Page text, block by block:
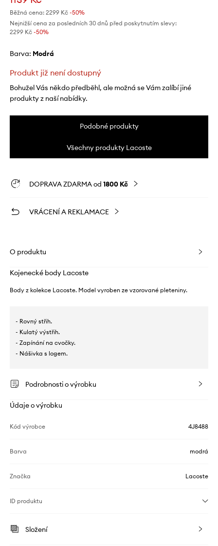
Běžná cena: 2299 Kč -50%
Nejnižší cena za posledních 30 dnů před poskytnutím slevy:
2299 Kč -50%
Barva: modrá
Produkt již není dostupný
Bohužel Vás někdo předběhl, ale možná se Vám zalíbí jiné
produkty z naší nabídky.
Podobné produkty
Všechny produkty Lacoste
DOPRAVA ZDARMA od 1800 Kč
VRÁCENÍ A REKLAMACE
O produktu
Kojenecké body Lacoste
Body z kolekce Lacoste. Model vyroben ze vzorované pleteniny.
- Rovný střih.
- Kulatý výstřih.
- Zapínání na cvočky.
- Nášivka s logem.
Podrobnosti o výrobku
Údaje o výrobku
Kód výrobce 4J8488
Barva modrá
Značka Lacoste
ID produktu
Složení